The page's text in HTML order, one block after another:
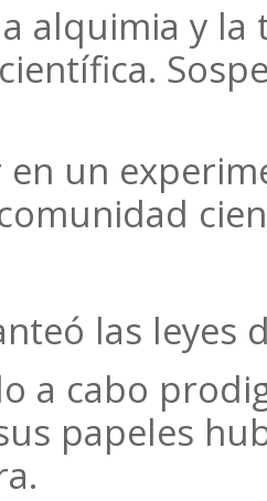
alquimia y la
un
las leyes
a cabo
papeles